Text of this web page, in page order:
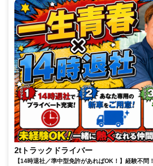
2tトラックドライバー
【14時退社／準中型免許があればOK！】経験不問！